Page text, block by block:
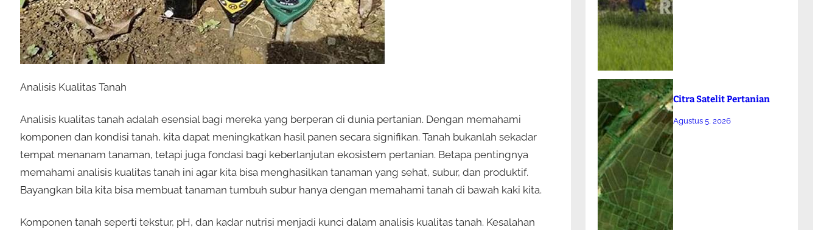
Analisis Kualitas Tanah
Analisis kualitas tanah adalah esensial bagi mereka yang berperan di dunia pertanian. Dengan memahami
komponen dan kondisi tanah, kita dapat meningkatkan hasil panen secara signifikan. Tanah bukanlah sekadar
tempat menanam tanaman, tetapi juga fondasi bagi keberlanjutan ekosistem pertanian. Betapa pentingnya
memahami analisis kualitas tanah ini agar kita bisa menghasilkan tanaman yang sehat, subur, dan produktif.
Bayangkan bila kita bisa membuat tanaman tumbuh subur hanya dengan memahami tanah di bawah kaki kita.
Komponen tanah seperti tekstur, pH, dan kadar nutrisi menjadi kunci dalam analisis kualitas tanah. Kesalahan
Citra Satelit Pertanian
Agustus 5, 2026